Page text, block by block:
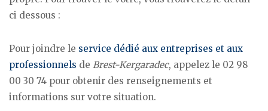
ci dessous :
Pour joindre le service dédié aux entreprises et aux
professionnels de Brest-Kergaradec, appelez le 02 98
00 30 74 pour obtenir des renseignements et
informations sur votre situation.